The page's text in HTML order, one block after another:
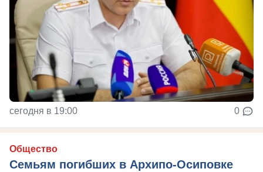
сегодня в 19:00 0
Общество
Семьям погибших в Архипо-Осиповке